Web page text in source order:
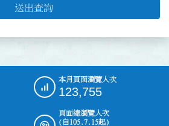
送出查詢
本月頁面瀏覽人次
123,755
頁面總瀏覽人次
(自105.7.15起)